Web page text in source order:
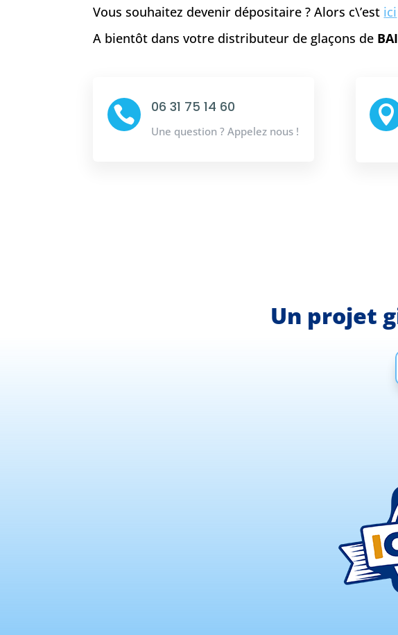
Vous souhaitez devenir dépositaire ? Alors c\’est ici
A bientôt dans votre distributeur de glaçons de
 06 31 75 14 60
Une question ? Appelez nous !

Un projet